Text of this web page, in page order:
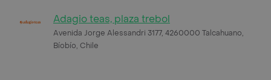
Adagio teas, plaza trebol
Avenida Jorge Alessandri 3177, 4260000 Talcahuano,
Bíobío, Chile